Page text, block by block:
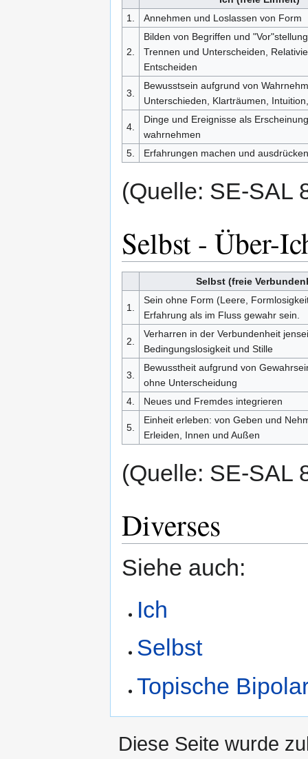
1.
Annehmen und Loslassen von Form
2.
Bilden von Begriffen und
Trennen und Unterscheiden,
Entscheiden
3.
Bewusstsein aufgrund von
Unterschieden, Klarträumen,
4.
Dinge und Ereignisse als
wahrnehmen
5.
Erfahrungen machen und ausdrücken
(Quelle: SE-SAL
Selbst - Über-
Selbst (freie
1.
Sein ohne Form (Leere,
Erfahrung als im Fluss gewahr sein.
2.
Verharren in der Verbundenheit
Bedingungslosigkeit und Stille
3.
Bewusstheit aufgrund von
ohne Unterscheidung
4.
Neues und Fremdes integrieren
5.
Einheit erleben: von Geben und
Erleiden, Innen und Außen
(Quelle: SE-SAL
Diverses
Siehe auch:
Ich
Selbst
Topische
Diese Seite wurde